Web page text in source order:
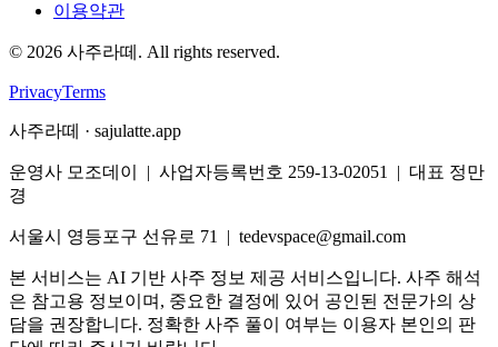
이용약관
© 2026 사주라떼. All rights reserved.
PrivacyTerms
사주라떼 · sajulatte.app
운영사 모조데이 | 사업자등록번호 259-13-02051 | 대표 정만
경
서울시 영등포구 선유로 71 | tedevspace@gmail.com
본 서비스는 AI 기반 사주 정보 제공 서비스입니다. 사주 해석
은 참고용 정보이며, 중요한 결정에 있어 공인된 전문가의 상
담을 권장합니다. 정확한 사주 풀이 여부는 이용자 본인의 판